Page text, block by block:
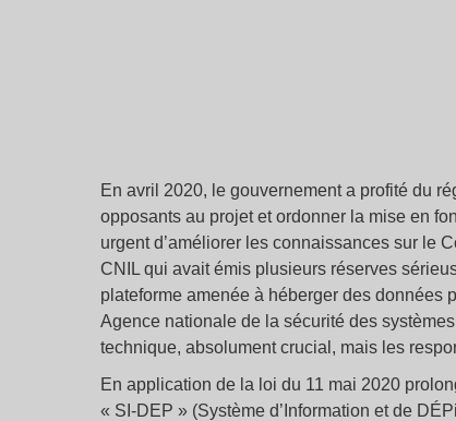
En avril 2020, le gouvernement a profité du
opposants au projet et ordonner la mise en
urgent d’améliorer les connaissances sur le
CNIL qui avait émis plusieurs réserves
plateforme amenée à héberger des données
Agence nationale de la sécurité des
technique, absolument crucial, mais les
En application de la loi du 11 mai 2020
« SI-DEP » (Système d’Information et de